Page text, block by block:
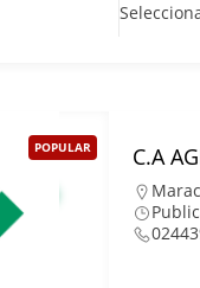
POPULAR C.A